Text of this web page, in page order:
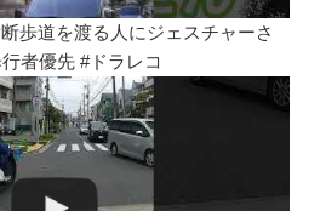
歩道を渡る人にジェスチャーさ
者優先 #ドラレコ